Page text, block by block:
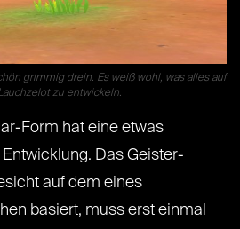
grimmig drein. Es weiß wohl, was alles auf
zu entwickeln.
Form hat eine etwas
Das Geister-
auf dem eines
basiert, muss erst einmal